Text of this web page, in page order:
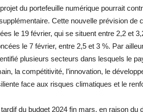
du portefeuille numérique pourrait
Cette nouvelle prévision
le 19 février, qui se situent entre 2,2 et
le 7 février, entre 2,5 et 3 %. Par
plusieurs secteurs dans lesquels le
la compétitivité, l’innovation, le
face aux risques climatiques et le
du budget 2024 fin mars, en raison